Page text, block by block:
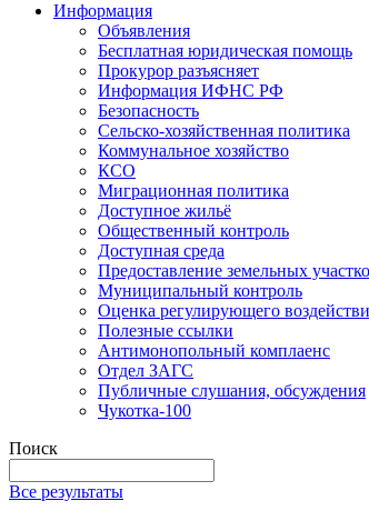
Информация
Объявления
Бесплатная юридическая помощь
Прокурор разъясняет
Информация ИФНС РФ
Безопасность
Сельско-хозяйственная политика
Коммунальное хозяйство
КСО
Миграционная политика
Доступное жильё
Общественный контроль
Доступная среда
Предоставление земельных
Муниципальный контроль
Оценка регулирующего
Полезные ссылки
Антимонопольный комплаенс
Отдел ЗАГС
Публичные слушания, обсуждения
Чукотка-100
Поиск
Все результаты